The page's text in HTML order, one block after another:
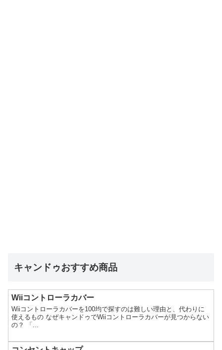
キャンドゥおすすめ商品
Wiiコントローラカバー
Wiiコントローラカバーを100均で探すのは難しい理由と、代わりに
使えるもの なぜキャンドゥでWiiコントローラカバーが見つからない
の？ 「...